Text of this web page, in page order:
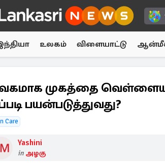
உலகம் விளையாட்டு
முகத்தை
பயன்படுத்துவது?
Care
Yashini
in அழகு